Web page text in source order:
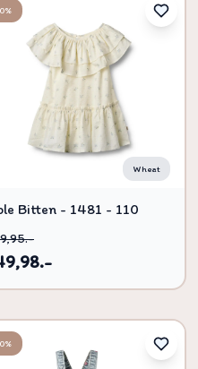
Wheat
Bitten - 1481 - 110